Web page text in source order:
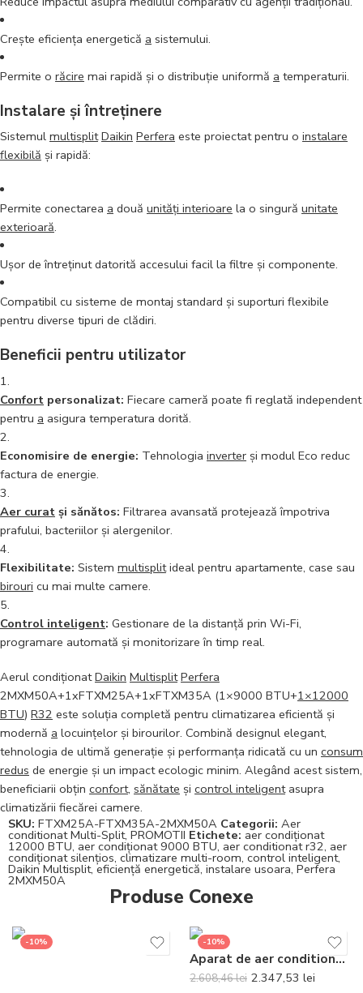
Crește eficiența energetică a sistemului.
Permite o răcire mai rapidă și o distribuție uniformă a temperaturii.
Instalare și întreținere
Sistemul multisplit Daikin Perfera este proiectat pentru o instalare
flexibilă și rapidă:
Permite conectarea a două unități interioare la o singură unitate
exterioară.
Ușor de întreținut datorită accesului facil la filtre și componente.
Compatibil cu sisteme de montaj standard și suporturi flexibile
pentru diverse tipuri de clădiri.
Beneficii pentru utilizator
Confort personalizat: Fiecare cameră poate fi reglată independent
pentru a asigura temperatura dorită.
Economisire de energie: Tehnologia inverter și modul Eco reduc
factura de energie.
Aer curat și sănătos: Filtrarea avansată protejează împotriva
prafului, bacteriilor și alergenilor.
Flexibilitate: Sistem multisplitideal pentru apartamente, case sau
birouri cu mai multe camere.
Control inteligent: Gestionare de la distanță prin Wi-Fi,
programare automată și monitorizare în timp real.
Aerul condiționatDaikin Multisplit Perfera
2MXM50A+1xFTXM25A+1xFTXM35A (1×9000 BTU+1×12000
BTU) R32 este soluția completă pentru climatizarea eficientă și
modernă a locuințelor și birourilor. Combină designul elegant,
tehnologia de ultimă generație și performanța ridicată cu un consum
redus de energie și un impact ecologic minim. Alegând acest sistem,
beneficiarii obțin confort, sănătate și control inteligentasupra
climatizării fiecărei camere.
SKU: FTXM25A-FTXM35A-2MXM50A Categorii: Aer
conditionat Multi-Split, PROMOTII Etichete: aer condiționat
12000 BTU, aer condiționat 9000 BTU, aer conditionat r32, aer
condiționat silențios, climatizare multi-room, control inteligent,
Daikin Multisplit, eficiență energetică, instalare usoara, Perfera
2MXM50A
Produse Conexe
-10% -10%
Aparat de aer conditionat Gree Bora A4 Silver R32 GWH12AAB-K6DNA4A Inverter 12000 BTU
2.608,46lei 2.347,53 lei